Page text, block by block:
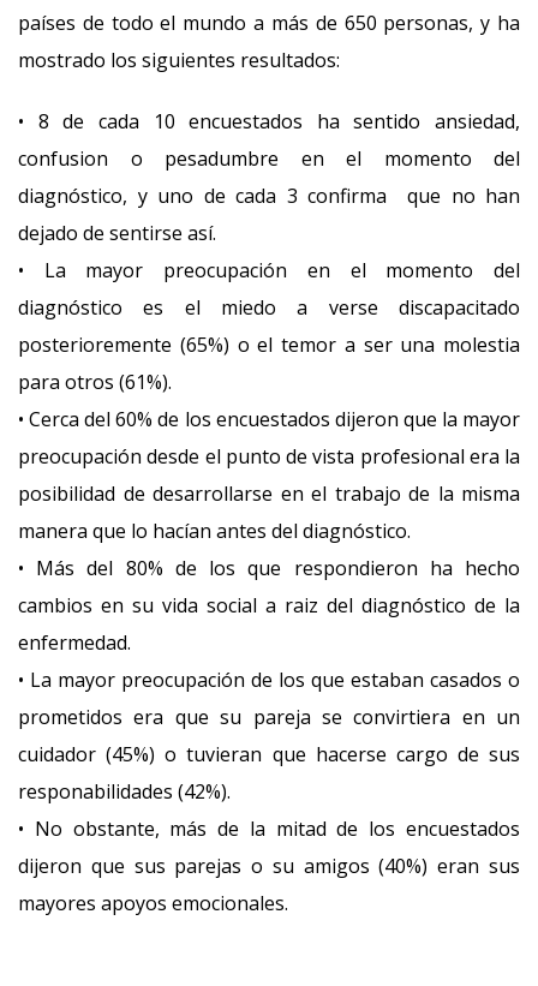
países de todo el mundo a más de 650 personas, y ha
mostrado los siguientes resultados:
• 8 de cada 10 encuestados ha sentido ansiedad,
confusion o pesadumbre en el momento del
diagnóstico, y uno de cada 3 confirma que no han
dejado de sentirse así.
• La mayor preocupación en el momento del
diagnóstico es el miedo a verse discapacitado
posterioremente (65%) o el temor a ser una molestia
para otros (61%).
• Cerca del 60% de los encuestados dijeron que la mayor
preocupación desde el punto de vista profesional era la
posibilidad de desarrollarse en el trabajo de la misma
manera que lo hacían antes del diagnóstico.
• Más del 80% de los que respondieron ha hecho
cambios en su vida social a raiz del diagnóstico de la
enfermedad.
• La mayor preocupación de los que estaban casados o
prometidos era que su pareja se convirtiera en un
cuidador (45%) o tuvieran que hacerse cargo de sus
responabilidades (42%).
• No obstante, más de la mitad de los encuestados
dijeron que sus parejas o su amigos (40%) eran sus
mayores apoyos emocionales.